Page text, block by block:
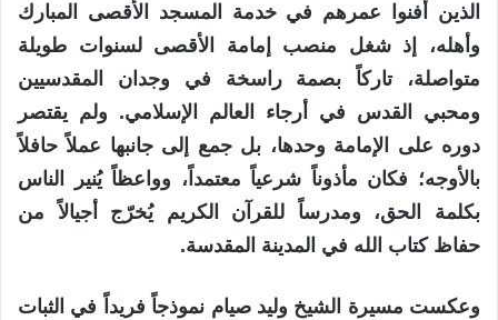
الذين أفنوا عمرهم في خدمة المسجد الأقصى المبارك
وأهله، إذ شغل منصب إمامة الأقصى لسنوات طويلة
متواصلة، تاركاً بصمة راسخة في وجدان المقدسيين
ومحبي القدس في أرجاء العالم الإسلامي. ولم يقتصر
دوره على الإمامة وحدها، بل جمع إلى جانبها عملاً حافلاً
بالأوجه؛ فكان مأذوناً شرعياً معتمداً، وواعظاً يُنير الناس
بكلمة الحق، ومدرساً للقرآن الكريم يُخرّج أجيالاً من
حفاظ كتاب الله في المدينة المقدسة.
وعكست مسيرة الشيخ وليد صيام نموذجاً فريداً في الثبات